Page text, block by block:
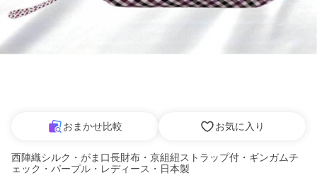
おまかせ比較 お気に入り
西陣織シルク・がま口長財布・京組紐ストラップ付・ギンガムチ
ェック・パープル・レディース・日本製